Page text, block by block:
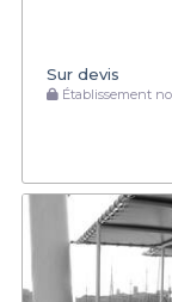
Sur devis
Établissement